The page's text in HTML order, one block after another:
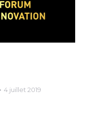
4 juillet 2019